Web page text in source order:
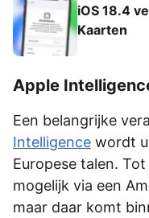
iOS 18.4
Kaarten
Apple
Een belangrijke
Intelligence wordt
Europese talen.
mogelijk via een
maar daar komt